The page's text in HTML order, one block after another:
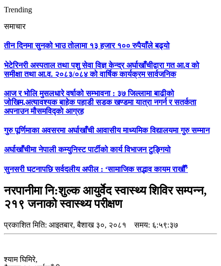
Trending
समाचार
तीन दिनमा सुनको भाउ तोलामा १३ हजार १०० रुपैयाँले बढ्यो
भेटेरिनरी अस्पताल तथा पशु सेवा विज्ञ केन्द्र अर्घाखाँचीद्वारा गत आ.व को
समीक्षा तथा आ.व. २०८३/०८४ को वार्षिक कार्यक्रम सार्वजनिक
आज र भोलि मुसलधारे वर्षाको सम्भावना : ३७ जिल्लामा बाढीको
जोखिम,अत्यावश्यक बाहेक पहाडी सडक खण्डमा यात्रा नगर्न र सतर्कता
अपनाउन मौसमविद्काे आग्रह
गुरु पूर्णिमाका अवसरमा अर्घाखाँची आवासीय माध्यमिक विद्यालयमा गुरु सम्मान
अर्घाखाँचीमा नेपाली कम्युनिस्ट पार्टीको कार्य विभाजन टुङ्गियो
सुनसरी घटनापछि सर्वदलीय अपील : ‘सामाजिक सद्भाव कायम राखौँ’
नरपानीमा नि:शुल्क आयुर्वेद स्वास्थ्य शिविर सम्पन्न,
२१९ जनाको स्वास्थ्य परीक्षण
प्रकाशित मिति: आइतबार, बैशाख ३०, २०८१ समय: ६:५९:३७
श्याम घिमिरे,